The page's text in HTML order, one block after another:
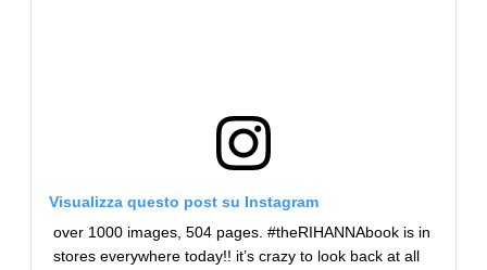
Visualizza questo post su Instagram
over 1000 images, 504 pages. #theRIHANNAbook is in
stores everywhere today!! it’s crazy to look back at all